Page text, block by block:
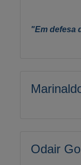
"Em defesa
Odair